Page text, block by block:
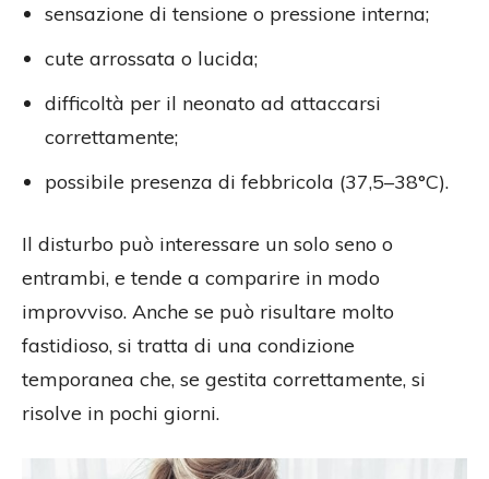
sensazione di tensione o pressione interna;
cute arrossata o lucida;
difficoltà per il neonato ad attaccarsi
correttamente;
possibile presenza di febbricola (37,5–38°C).
Il disturbo può interessare un solo seno o
entrambi, e tende a comparire in modo
improvviso. Anche se può risultare molto
fastidioso, si tratta di una condizione
temporanea che, se gestita correttamente, si
risolve in pochi giorni.